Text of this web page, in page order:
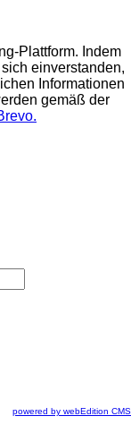
Plattform. Indem
einverstanden,
Informationen
gemäß der
powered by webEdition CMS